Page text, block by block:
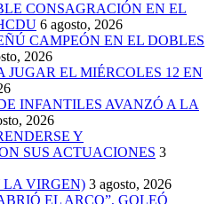
CONSAGRACIÓN EN EL
6 agosto, 2026
CAMPEÓN EN EL DOBLES
2026
EL MIÉRCOLES 12 EN
INFANTILES AVANZÓ A LA
2026
Y
SUS ACTUACIONES 3
LA VIRGEN) 3 agosto, 2026
EL ARCO”, GOLEÓ